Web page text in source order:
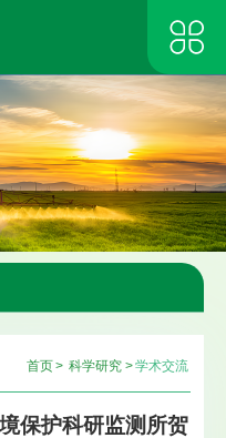
首页> 科学研究 >学术交流
保护科研监测所贺